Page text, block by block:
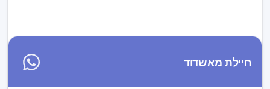
חיילת מאשדוד